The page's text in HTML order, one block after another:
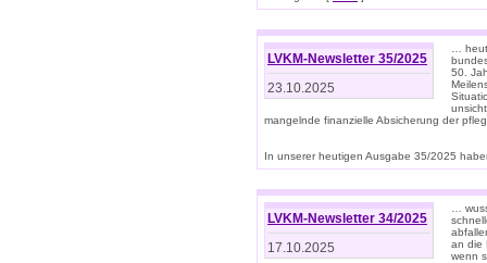
LVKM-Newsletter 35/2025
23.10.2025
…
50.
mangelnde finanzielle Absicherung der
In unserer heutigen Ausgabe 35/2025
LVKM-Newsletter 34/2025
17.10.2025
…
an die
wenn